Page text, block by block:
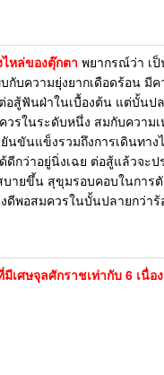
หล่ของตุ๊กตา พยากรณ์ว่า เป็
บความยุ่งยากเดือดร้อน มีค
อสู้ฟันฝ่าในเบื้องต้น แต่บั้นป
วรในระดับหนึ่ง สมกับความ
นขันแข็งรวมถึงการเดินทาง
ดีกว่าอยู่นิ่งเฉย ต่อสู้แล้วจะป
บายขึ้น สุขุมรอบคอบในการ
ดีพอสมควรในบั้นปลายกว่าร้
เศษจุลศักราชเท่ากับ 6 เนื่อ